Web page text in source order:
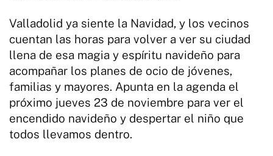
Valladolid ya siente la Navidad, y los vecinos
cuentan las horas para volver a ver su ciudad
llena de esa magia y espíritu navideño para
acompañar los planes de ocio de jóvenes,
familias y mayores. Apunta en la agenda el
próximo jueves 23 de noviembre para ver el
encendido navideño y despertar el niño que
todos llevamos dentro.